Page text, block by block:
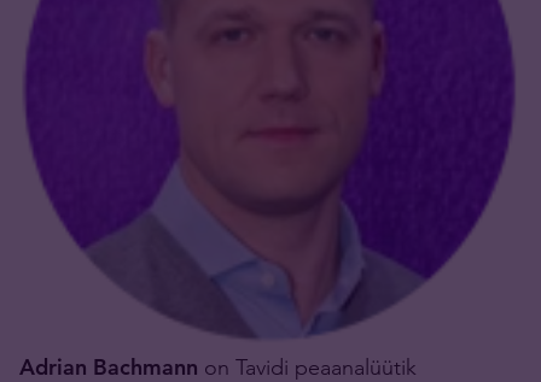
Adrian Bachmann on Tavidi peaanalüütik